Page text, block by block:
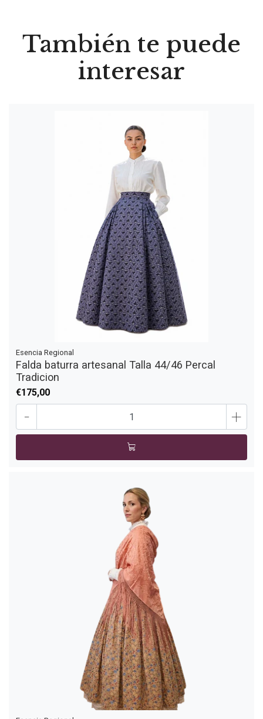
También te puede
interesar
Esencia Regional
Falda baturra artesanal Talla 44/46 Percal
Tradicion
€175,00
- +